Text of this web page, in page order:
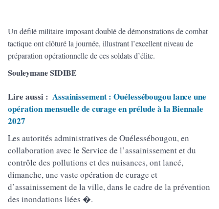
Un défilé militaire imposant doublé de démonstrations de combat
tactique ont clôturé la journée, illustrant l’excellent niveau de
préparation opérationnelle de ces soldats d’élite.
Souleymane SIDIBE
Lire aussi : Assainissement : Ouélessébougou lance une
opération mensuelle de curage en prélude à la Biennale
2027
Les autorités administratives de Ouélessébougou, en
collaboration avec le Service de l’assainissement et du
contrôle des pollutions et des nuisances, ont lancé,
dimanche, une vaste opération de curage et
d’assainissement de la ville, dans le cadre de la prévention
des inondations liées �.